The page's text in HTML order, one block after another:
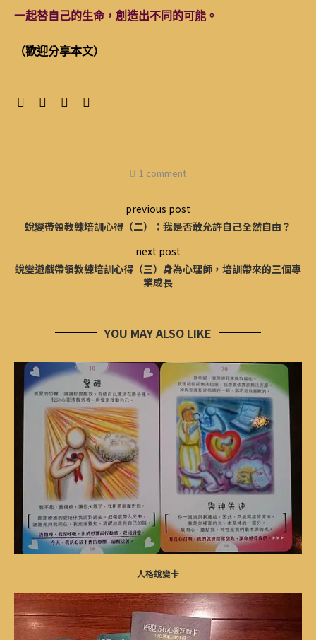
一起替自己的生命，創造出不同的可能。
（歡迎分享本文）
1 comment
previous post
蛻變帶領教練培訓心得（二）：我是否敢允許自己全然自由？
next post
蛻變遊戲帶領教練培訓心得（三）身為心理師，培訓帶來的三個專
業成長
YOU MAY ALSO LIKE
人格蛻變卡